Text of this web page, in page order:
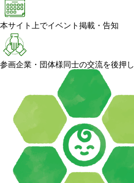
本サイト上でイベント掲載・告知
参画企業・団体様同士の交流を後押し